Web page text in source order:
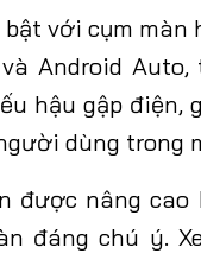
với cụm màn
Android
hậu gập điện,
dùng trong
được nâng
đáng chú ý.